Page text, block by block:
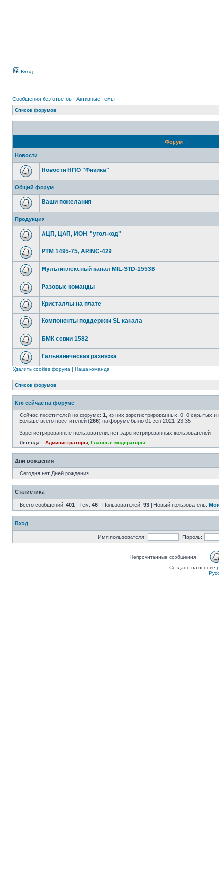
Вход
Сообщения без ответов | Активные темы
Список форумов
Форум
Новости
Новости НПО "Физика"
Общий форум
Ваши пожелания
Продукция
АЦП, ЦАП, ИОН, "угол-код"
РТМ 1495-75, ARINC-429
Мультиплексный канал MIL-STD-1553B
Разовые команды
Кристаллы на плате
Компоненты поддержки SL канала
БМК серии 1582
Гальваническая развязка
Удалить cookies форума | Наша команда
Список форумов
Кто сейчас на форуме
Сейчас посетителей на форуме: 1 , из них зарегистрированных: 0, 0 скрытых
Больше всего посетителей (266) на форуме было 01 сен 2021, 23:35
Зарегистрированные пользователи: нет зарегистрированных пользователей
Легенда :: Администраторы Главные модераторы
Дни рождения
Сегодня нет Дней рождения.
Статистика
Всего сообщений: 401 | Тем: 46 | Пользователей: 93 | Новый пользователь:
Вход
Имя пользователя: Пароль:
Непрочитанные сообщения
Создано на основе